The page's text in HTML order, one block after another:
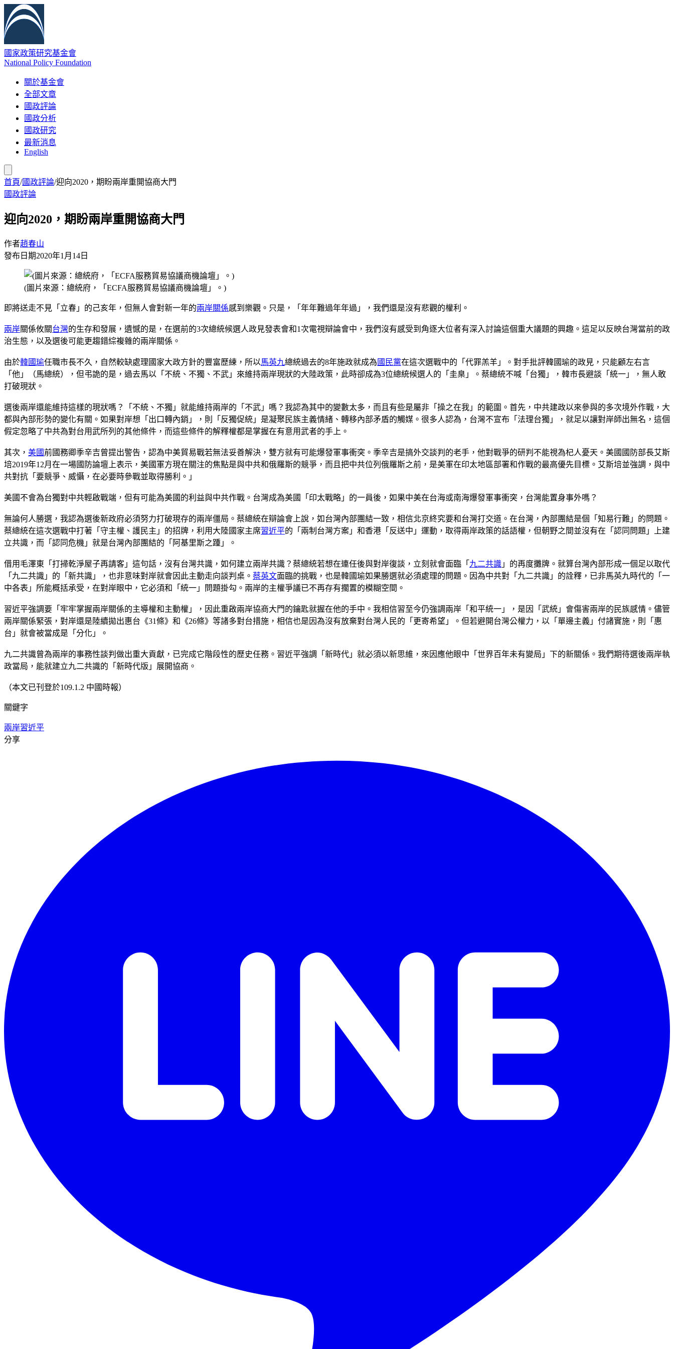
國家政策研究基金會
National Policy Foundation
關於基金會
全部文章
國政評論
國政分析
國政研究
最新消息
English
首頁/國政評論/迎向2020，期盼兩岸重開協商大門
國政評論
迎向2020，期盼兩岸重開協商大門
作者趙春山
發布日期2020年1月14日
(圖片來源：總統府，「ECFA服務貿易協議商機論壇」。)
即將送走不見「立春」的己亥年，但無人會對新一年的兩岸關係感到樂觀。只是，「年年難過年年過」，我們還是沒有悲觀的權利。
兩岸關係攸關台灣的生存和發展，遺憾的是，在選前的3次總統候選人政見發表會和1次電視辯論會中，我們沒有感受到角逐大位者有深入討論這個重大議題的興趣。這足以反映台灣當前的政
治生態，以及選後可能更趨錯綜複雜的兩岸關係。
由於韓國瑜任職市長不久，自然較缺處理國家大政方針的豐富歷練，所以馬英九總統過去的8年施政就成為 國民黨在這次選戰中的「代罪羔羊」。對手批評韓國瑜的政見，只能顧左右言
「他」（馬總統），但弔詭的是，過去馬以「不統、不獨、不武」來維持兩岸現狀的大陸政策，此時卻成為3位總統候選人的「圭臬」。蔡總統不喊「台獨」，韓市長避談「統一」，無人敢
打破現狀。
選後兩岸還能維持這樣的現狀嗎？「不統、不獨」就能維持兩岸的「不武」嗎？我認為其中的變數太多，而且有些是屬非「操之在我」的範圍。首先，中共建政以來參與的多次境外作戰，大
都與內部形勢的變化有關。如果對岸想「出口轉內銷」，則「反獨促統」是凝聚民族主義情緒、轉移內部矛盾的觸媒。很多人認為，台灣不宣布「法理台獨」，就足以讓對岸師出無名，這個
假定忽略了中共為對台用武所列的其他條件，而這些條件的解釋權都是掌握在有意用武者的手上。
其次， 美國前國務卿季辛吉曾提出警告，認為中美貿易戰若無法妥善解決，雙方就有可能爆發軍事衝突。季辛吉是搞外交談判的老手，他對戰爭的研判不能視為杞人憂天。美國國防部長艾斯
培2019年12月在一場國防論壇上表示，美國軍方現在關注的焦點是與中共和俄羅斯的競爭，而且把中共位列俄羅斯之前，是美軍在印太地區部署和作戰的最高優先目標。艾斯培並強調，與中
共對抗「要競爭、威懾，在必要時參戰並取得勝利。」
美國不會為台獨對中共輕啟戰端，但有可能為美國的利益與中共作戰。台灣成為美國「印太戰略」的一員後，如果中美在台海或南海爆發軍事衝突，台灣能置身事外嗎？
無論何人勝選，我認為選後新政府必須努力打破現存的兩岸僵局。蔡總統在辯論會上說，如台灣內部團結一致，相信北京終究要和台灣打交道。在台灣，內部團結是個「知易行難」的問題。
蔡總統在這次選戰中打著「守主權、護民主」的招牌，利用大陸國家主席習近平的「兩制台灣方案」和香港「反送中」運動，取得兩岸政策的話語權，但朝野之間並沒有在「認同問題」上建
立共識，而「認同危機」就是台灣內部團結的「阿基里斯之踵」。
借用毛澤東「打掃乾淨屋子再請客」這句話，沒有台灣共識，如何建立兩岸共識？蔡總統若想在連任後與對岸復談，立刻就會面臨「 九二共識 」的再度攤牌。就算台灣內部形成一個足以取代
「九二共識」的「新共識」，也非意味對岸就會因此主動走向談判桌。 蔡英文面臨的挑戰，也是韓國瑜如果勝選就必須處理的問題。因為中共對「九二共識」的詮釋，已非馬英九時代的「一
中各表」所能概括承受，在對岸眼中，它必須和「統一」問題掛勾。兩岸的主權爭議已不再存有擱置的模糊空間。
習近平強調要「牢牢掌握兩岸關係的主導權和主動權」，因此重啟兩岸協商大門的鑰匙就握在他的手中。我相信習至今仍強調兩岸「和平統一」，是因「武統」會傷害兩岸的民族感情。儘管
兩岸關係緊張，對岸還是陸續拋出惠台《31條》和《26條》等諸多對台措施，相信也是因為沒有放棄對台灣人民的「更寄希望」。但若避開台灣公權力，以「單邊主義」付諸實施，則「惠
台」就會被當成是「分化」。
九二共識曾為兩岸的事務性談判做出重大貢獻，已完成它階段性的歷史任務。習近平強調「新時代」就必須以新思維，來因應他眼中「世界百年未有變局」下的新關係。我們期待選後兩岸執
政當局，能就建立九二共識的「新時代版」展開協商。
（本文已刊登於109.1.2 中國時報）
關鍵字
兩岸習近平
分享